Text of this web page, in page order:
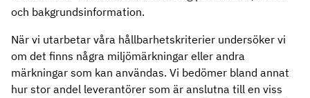
och bakgrundsinformation.
När vi utarbetar våra hållbarhetskriterier undersöker vi
om det finns några miljömärkningar eller andra
märkningar som kan användas. Vi bedömer bland annat
hur stor andel leverantörer som är anslutna till en viss